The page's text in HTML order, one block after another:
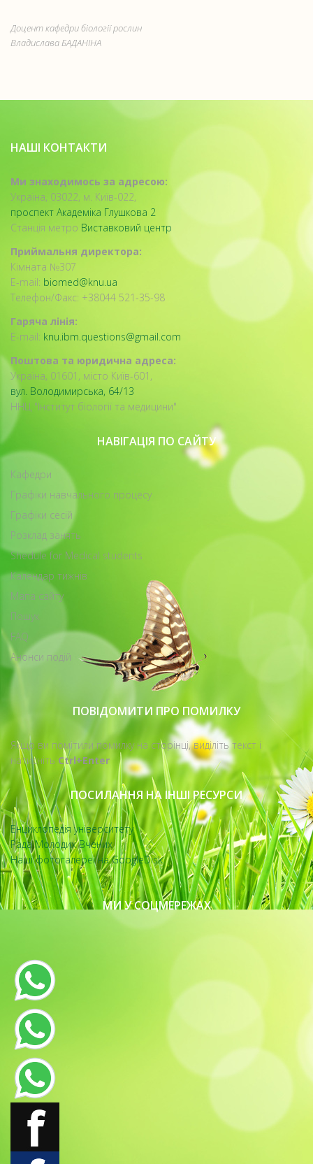
Доцент кафедри біології рослин
Владислава БАДАНІНА
НАШІ КОНТАКТИ
Ми знаходимось за адресою:
Україна, 03022, м. Київ-022,
проспект Академіка Глушкова 2
Станція метро Виставковий центр
Приймальня директора:
Кімната №307
E-mail: biomed@knu.ua
Телефон/Факс: +38044 521-35-98
Гаряча лінія:
E-mail: knu.ibm.questions@gmail.com
Поштова та юридична адреса:
Україна, 01601, місто Київ-601,
вул. Володимирська, 64/13
ННЦ "Інститут біології та медицини"
НАВІГАЦІЯ ПО САЙТУ
Кафедри
Графіки навчального процесу
Графіки сесій
Розклад занять
Shedule for Medical students
Календар тижнів
Мапа сайту
Пошук
FAQ
Анонси подій
ПОВІДОМИТИ ПРО ПОМИЛКУ
Якщо ви помітили помилку на сторінці, виділіть текст і
натисніть Ctrl+Enter
ПОСИЛАННЯ НА ІНШІ РЕСУРСИ
Енциклопедія університету
Рада Молодих Вчених
Наші фотогалереї на GoogleDisk
МИ У СОЦМЕРЕЖАХ